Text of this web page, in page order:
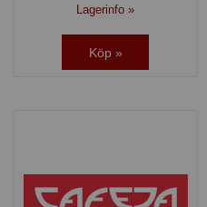
Lagerinfo »
Köp »